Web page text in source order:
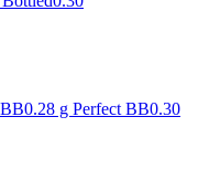
0.28 g Perfect BB0.30